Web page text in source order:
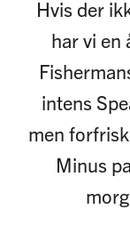
Hvis der
har vi
intens
men
Minus